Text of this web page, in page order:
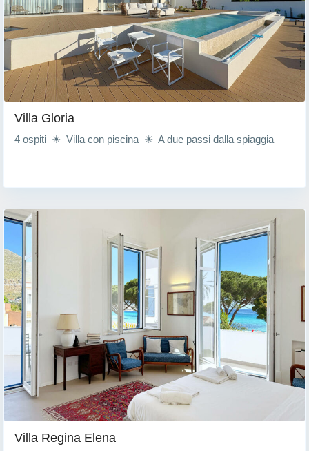
Villa Gloria
4 ospiti ☀ Villa con piscina ☀ A due passi dalla spiaggia
Villa Regina Elena